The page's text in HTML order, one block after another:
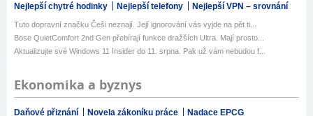
Nejlepší chytré hodinky Nejlepší telefony Nejlepší VPN – srovnání
Tuto dopravní značku Češi neznají. Její ignorování vás vyjde na pět ti...
Bose QuietComfort 2nd Gen přebírají funkce dražších Ultra. Mají prosto...
Aktualizujte své Windows 11 Insider do 11. srpna. Pak už vám nebudou f...
Ekonomika a byznys
Daňové přiznání Novela zákoníku práce Nadace EPCG